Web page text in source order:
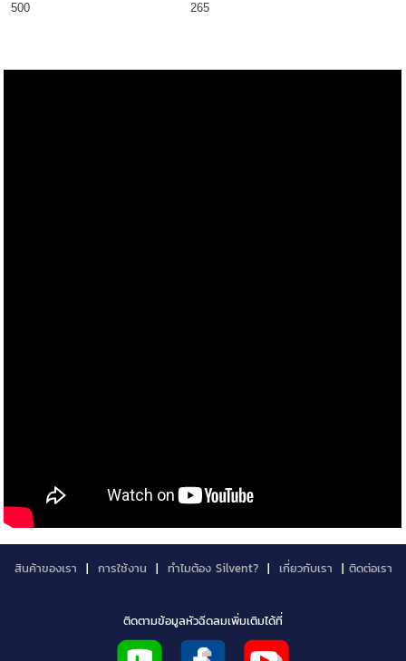
500 265
สินค้าของเรา | การใช้งาน | ทำไมต้อง Silvent?| เกี่ยวกับเรา | ติดต่อเรา
ติดตามข้อมูลหัวฉีดลมเพิ่มเติมได้ที่